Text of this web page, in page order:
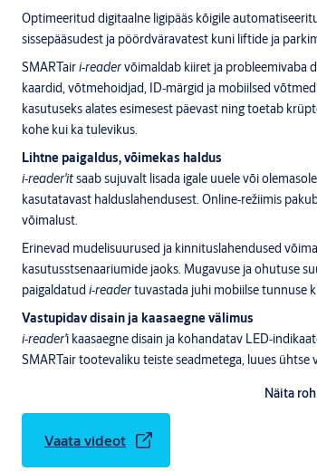
Optimeeritud digitaalne ligipääs kõigile
sissepääsudest ja pöördväravatest kuni liftide ja
SMARTairi‑readervõimaldab kiiret ja probleemivaba
kaardid, võtmehoidjad, ID‑märgid ja mobiilsed
kasutuseks alates esimesest päevast ning toetab
kohe kui ka tulevikus.
Lihtne paigaldus, võimekas haldus
i‑reader'itsaab sujuvalt lisada igale uuele või
kasutatavast halduslahendusest. Online‑režiimis
võimalust.
Erinevad mudelisuurused ja kinnituslahendused
kasutusstsenaariumide jaoks. Mugavuse ja ohutuse
paigaldatud i‑readertuvastada juhi mobiilse tunnuse
Vastupidav disain ja kaasaegne välimus
i‑reader'i kaasaegne disain ja kohandatav
SMARTair tootevaliku teiste seadmetega, luues
Näita
Vaata videot